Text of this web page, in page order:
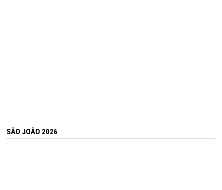
SÃO JOÃO 2026